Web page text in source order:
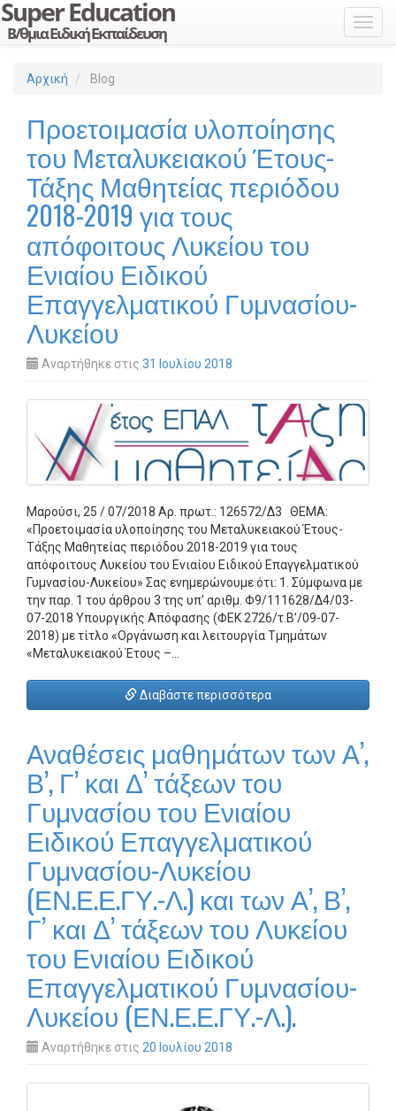
Αρχική Blog
Προετοιμασία υλοποίησης
του Μεταλυκειακού Έτους-
Τάξης Μαθητείας περιόδου
2018-2019 για τους
απόφοιτους Λυκείου του
Ενιαίου Ειδικού
Επαγγελματικού Γυμνασίου-
Λυκείου
Αναρτήθηκε στις 31 Ιουλίου 2018
Μαρούσι, 25 / 07/2018 Αρ. πρωτ.: 126572/Δ3 ΘΕΜΑ:
«Προετοιμασία υλοποίησης του Μεταλυκειακού Έτους-
Τάξης Μαθητείας περιόδου 2018-2019 για τους
απόφοιτους Λυκείου του Ενιαίου Ειδικού Επαγγελματικού
Γυμνασίου-Λυκείου» Σας ενημερώνουμε ότι: 1. Σύμφωνα με
την παρ. 1 του άρθρου 3 της υπ’ αριθμ. Φ9/111628/Δ4/03-
07-2018 Υπουργικής Απόφασης (ΦΕΚ 2726/τ.Β’/09-07-
2018) με τίτλο «Οργάνωση και λειτουργία Τμημάτων
«Μεταλυκειακού Έτους –…
Διαβάστε περισσότερα
Αναθέσεις μαθημάτων των Α’,
Β’, Γ’ και Δ’ τάξεων του
Γυμνασίου του Ενιαίου
Ειδικού Επαγγελματικού
Γυμνασίου-Λυκείου
(ΕΝ.Ε.Ε.ΓΥ.-Λ.) και των Α’, Β’,
Γ’ και Δ’ τάξεων του Λυκείου
του Ενιαίου Ειδικού
Επαγγελματικού Γυμνασίου-
Λυκείου (ΕΝ.Ε.Ε.ΓΥ.-Λ.).
Αναρτήθηκε στις 20 Ιουλίου 2018